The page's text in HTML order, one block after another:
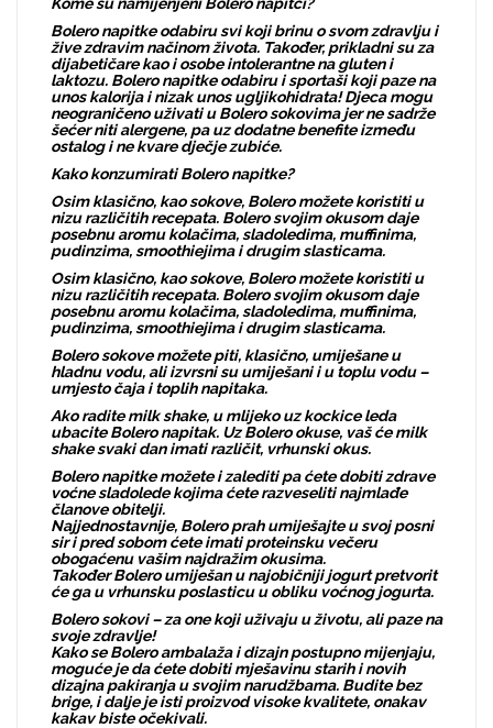
Bolero napitke odabiru svi koji brinu o svom zdravlju i
žive zdravim načinom života. Također, prikladni su za
dijabetičare kao i osobe intolerantne na gluten i
laktozu. Bolero napitke odabiru i sportaši koji paze na
unos kalorija i nizak unos ugljikohidrata! Djeca mogu
neograničeno uživati u Bolero sokovima jer ne sadrže
šećer niti alergene, pa uz dodatne benefite između
ostalog i ne kvare dječje zubiće.
Kako konzumirati Bolero napitke?
Osim klasično, kao sokove, Bolero možete koristiti u
nizu različitih recepata. Bolero svojim okusom daje
posebnu aromu kolačima, sladoledima, muffinima,
pudinzima, smoothiejima i drugim slasticama.
Osim klasično, kao sokove, Bolero možete koristiti u
nizu različitih recepata. Bolero svojim okusom daje
posebnu aromu kolačima, sladoledima, muffinima,
pudinzima, smoothiejima i drugim slasticama.
Bolero sokove možete piti, klasično, umiješane u
hladnu vodu, ali izvrsni su umiješani i u toplu vodu –
umjesto čaja i toplih napitaka.
Ako radite milk shake, u mlijeko uz kockice leda
ubacite Bolero napitak. Uz Bolero okuse, vaš će milk
shake svaki dan imati različit, vrhunski okus.
Bolero napitke možete i zalediti pa ćete dobiti zdrave
voćne sladolede kojima ćete razveseliti najmlađe
članove obitelji.
Najjednostavnije, Bolero prah umiješajte u svoj posni
sir i pred sobom ćete imati proteinsku večeru
obogaćenu vašim najdražim okusima.
Također Bolero umiješan u najobičniji jogurt pretvorit
će ga u vrhunsku poslasticu u obliku voćnog jogurta.
Bolero sokovi – za one koji uživaju u životu, ali paze na
svoje zdravlje!
Kako se Bolero ambalaža i dizajn postupno mijenjaju,
moguće je da ćete dobiti mješavinu starih i novih
dizajna pakiranja u svojim narudžbama. Budite bez
brige, i dalje je isti proizvod visoke kvalitete, onakav
kakav biste očekivali.